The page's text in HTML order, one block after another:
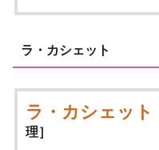
ラ・カシェット
ラ・カシェット
理］